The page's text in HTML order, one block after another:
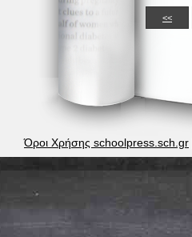
<<
Όροι Χρήσης schoolpress.sch.gr